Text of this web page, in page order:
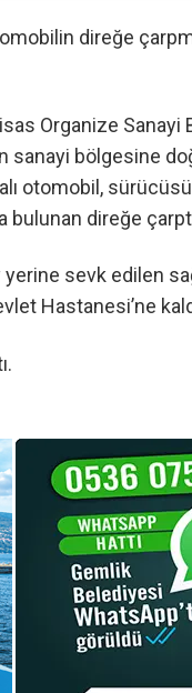
direğe
Organize Sanayi
sanayi bölgesine
otomobil,
direğe
sevk edilen
Hastanesi’ne